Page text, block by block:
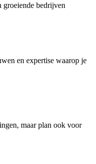
groeiende bedrijven
en expertise waarop je
maar plan ook voor